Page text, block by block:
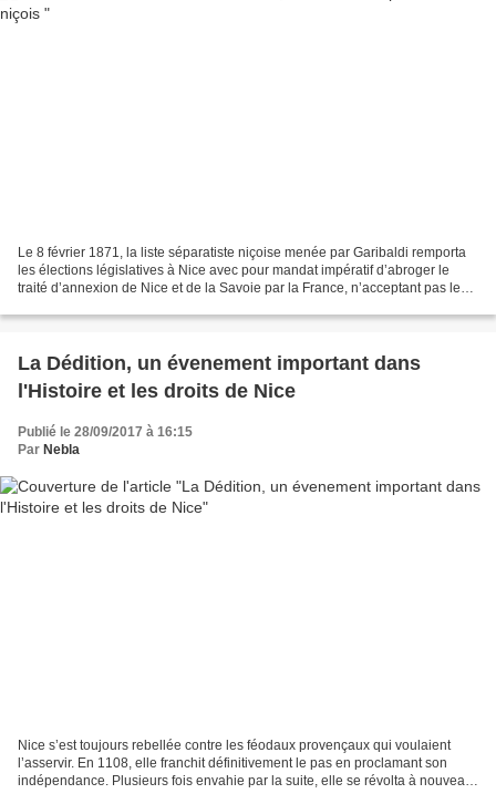
Le 8 février 1871, la liste séparatiste niçoise menée par Garibaldi remporta
les élections législatives à Nice avec pour mandat impératif d’abroger le
traité d’annexion de Nice et de la Savoie par la France, n’acceptant pas le
La Dédition, un évenement important dans
l'Histoire et les droits de Nice
Publié le 28/09/2017 à 16:15
Par Nebla
Nice s’est toujours rebellée contre les féodaux provençaux qui voulaient
l’asservir. En 1108, elle franchit définitivement le pas en proclamant son
indépendance. Plusieurs fois envahie par la suite, elle se révolta à nouveau